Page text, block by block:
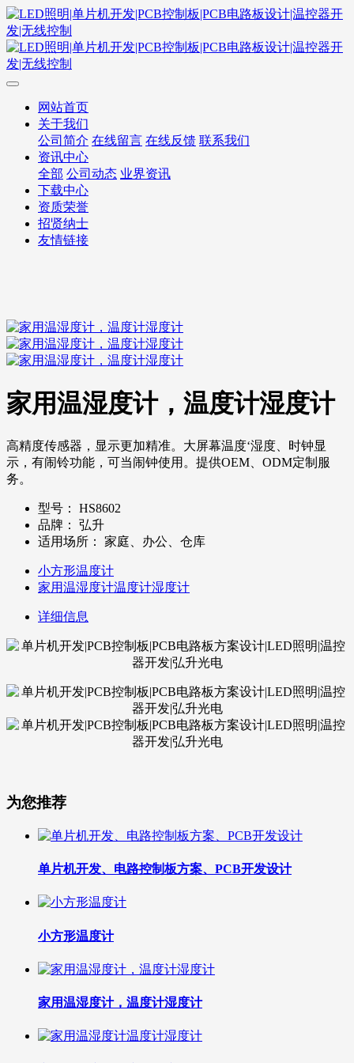
网站首页
关于我们
公司简介 在线留言 在线反馈 联系我们
资讯中心
全部 公司动态 业界资讯
下载中心
资质荣誉
招贤纳士
友情链接
家用温湿度计，温度计湿度计
高精度传感器，显示更加精准。大屏幕温度‘湿度、时钟显
示，有闹铃功能，可当闹钟使用。提供OEM、ODM定制服
务。
型号：
HS8602
品牌：
弘升
适用场所：
家庭、办公、仓库
小方形温度计
家用温湿度计温度计湿度计
详细信息
为您推荐
单片机开发、电路控制板方案、PCB开发设计
小方形温度计
家用温湿度计，温度计湿度计